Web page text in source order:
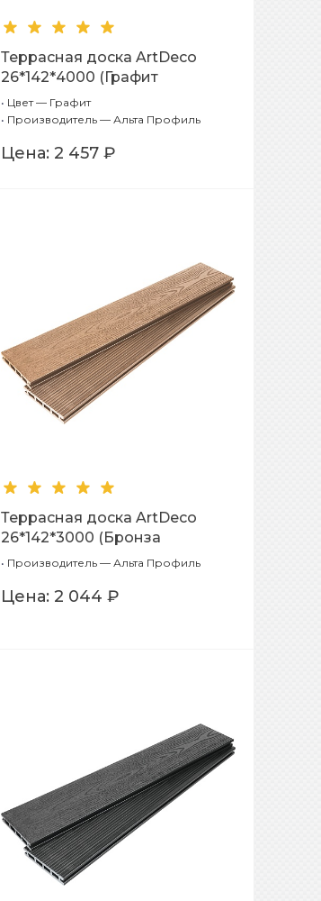
Террасная доска ArtDeco
26*142*4000 (Графит
Шлифовка + Тиснение
(стандарт))
• Цвет — Графит
• Производитель — Альта Профиль
Цена: 2 457 ₽
Террасная доска ArtDeco
26*142*3000 (Бронза
Шлифовка + Тиснение
• Производитель — Альта Профиль
Цена: 2 044 ₽